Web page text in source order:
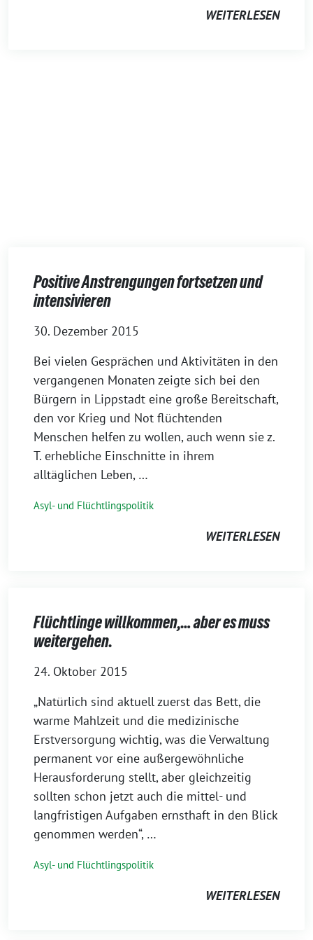
WEITERLESEN
Positive Anstrengungen fortsetzen und
intensivieren
30. Dezember 2015
Bei vielen Gesprächen und Aktivitäten in den
vergangenen Monaten zeigte sich bei den
Bürgern in Lippstadt eine große Bereitschaft,
den vor Krieg und Not flüchtenden
Menschen helfen zu wollen, auch wenn sie z.
T. erhebliche Einschnitte in ihrem
alltäglichen Leben, …
Asyl- und Flüchtlingspolitik
WEITERLESEN
Flüchtlinge willkommen,… aber es muss
weitergehen.
24. Oktober 2015
„Natürlich sind aktuell zuerst das Bett, die
warme Mahlzeit und die medizinische
Erstversorgung wichtig, was die Verwaltung
permanent vor eine außergewöhnliche
Herausforderung stellt, aber gleichzeitig
sollten schon jetzt auch die mittel- und
langfristigen Aufgaben ernsthaft in den Blick
genommen werden“, …
Asyl- und Flüchtlingspolitik
WEITERLESEN